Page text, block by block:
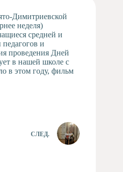
Димитриевской
неделя)
средней и
и
проведения Дней
в нашей школе с
в этом году, фильм
СЛЕД.